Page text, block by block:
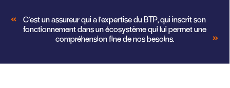
C'est un assureur qui a l'expertise du BTP, qui inscrit son
fonctionnement dans un écosystème qui lui permet une
compréhension fine de nos besoins.